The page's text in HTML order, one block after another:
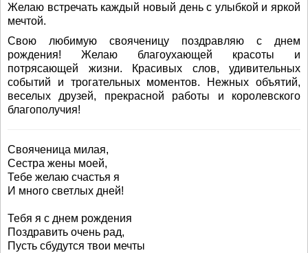
Желаю встречать каждый новый день с улыбкой и яркой
мечтой.
Свою любимую свояченицу поздравляю с днем
рождения! Желаю благоухающей красоты и
потрясающей жизни. Красивых слов, удивительных
событий и трогательных моментов. Нежных объятий,
веселых друзей, прекрасной работы и королевского
благополучия!
Свояченица милая,
Сестра жены моей,
Тебе желаю счастья я
И много светлых дней!
Тебя я с днем рождения
Поздравить очень рад,
Пусть сбудутся твои мечты